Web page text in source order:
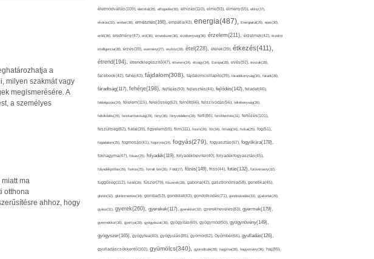
a
milyen szakmát vagy
megismerésére. A
a személyes
ma
otthona
ahhoz, hogy
életmódváltás(109), életvitel(28), elfogadás(30), elhízás(110), elme(93), élmény(55), előny(37),
elvárás(32), ember(38), emésztés(166), empátia(43), energia(487), Energiaital(29), eper(30),
erdő(36), eredmény(47), erő(36), érrendszer(36), érzékenység(36), érzelem(211), érzelmek(42), érzelmi
intelligencia(28), érzés(39), esemény(27), eszköz(28), étel(228), ételek(39), étkezés(411),
étrend(194), étrendkiegészítő(47), étterem(24), étvágy(34), Európa(28), evés(92), évszak(28),
facebook(42), fahéj(43), fájdalom(308), fájdalomcsillapító(39), fáradékonyság(30), fáradt(28),
fáradtság(117), fehérje(198), fejfájás(93), fejlesztés(44), fejlődés(142), feladat(46),
feldolgozás(24), félelem(115), felelősség(62), felnőtt(66), felszívódás(56), féltékenység(26),
feltöltődés(29), fenntarthatóság(29), fény(36), fényvédelem(28), férfi(86), fertőtlenítés(31), fertőzés(101),
feszültség(82), fiatal(39), figyelem(69), film(111), finom(26), fitt(34), fittség(34), fizikai(25), fog(51),
fogadalom(25), fogmosás(41), fogorvos(24), fogyás(279), fogyasztás(67), fogyókúra(178),
fokhagyma(47), folsav(25), folyadék(119), folyadékbevitel(40), folyadékfogyasztás(45),
folyadékpótlás(29), fontos(25), forralt bor(26), Föld(27), főzés(149), friss(44), futás(132), futóverseny(32),
függőség(112), fürdő(26), fűszer(79), fűszerek(28), gabona(42), gasztronómia(58), genetika(45),
glutén(32), gluténmentes(34), gomba(53), gondolat(43), gondolkodás(71), gondoskodás(33), gyakorlat(29),
gyász(31), gyerek(260), gyerekek(117), gyerekkor(32), gyereknevelés(83), gyermek(179),
gyermekkor(36), gyertya(28), gyógyászat(36), gyógyítás(69), gyógymód(50), gyógynövény(149),
gyógyszer(165), gyógytea(40), gyógyulás(85), gyomor(62), Gyömbér(66), gyulladás(126),
gyulladáscsökkentő(102), gyümölcs(340), gyümölcslé(28), hagyma(28), hagyomány(36), haj(85),